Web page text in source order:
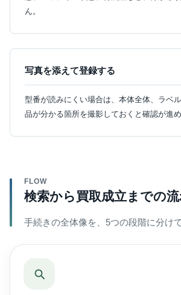
ん。
写真を添えて登録する
型番が読みにくい場合は、本体全体、ラベ
品が分かる箇所を撮影しておくと確認が進
FLOW
検索から買取成立までの
手続きの全体像を、5つの段階に分け